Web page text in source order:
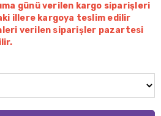
günü verilen kargo siparişleri
illere kargoya teslim edilir
verilen siparişler pazartesi